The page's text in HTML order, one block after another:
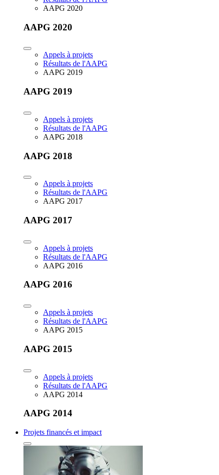
AAPG 2020
AAPG 2020
Appels à projets
Résultats de l'AAPG
AAPG 2019
AAPG 2019
Appels à projets
Résultats de l'AAPG
AAPG 2018
AAPG 2018
Appels à projets
Résultats de l'AAPG
AAPG 2017
AAPG 2017
Appels à projets
Résultats de l'AAPG
AAPG 2016
AAPG 2016
Appels à projets
Résultats de l'AAPG
AAPG 2015
AAPG 2015
Appels à projets
Résultats de l'AAPG
AAPG 2014
AAPG 2014
Projets financés et impact